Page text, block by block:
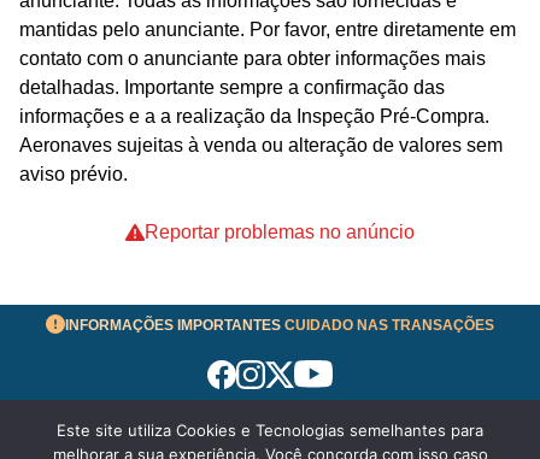
mantidas pelo anunciante. Por favor, entre diretamente em
contato com o anunciante para obter informações mais
detalhadas. Importante sempre a confirmação das
informações e a a realização da Inspeção Pré-Compra.
Aeronaves sujeitas à venda ou alteração de valores sem
aviso prévio.
Reportar problemas no anúncio
INFORMAÇÕES IMPORTANTES CUIDADO NAS TRANSAÇÕES
Termos de Uso
Este site utiliza Cookies e Tecnologias semelhantes para
melhorar a sua experiência. Você concorda com isso caso